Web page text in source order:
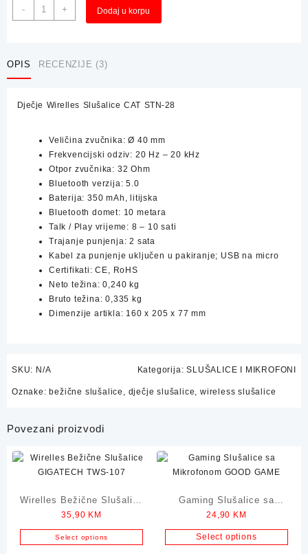
-
Dječje
Wirelles
STN-
+ Dodaj u korpu
OPIS RECENZIJE (3)
Dječje Wirelles Slušalice CAT STN-28
Veličina zvučnika: Ø 40 mm
Frekvencijski odziv: 20 Hz – 20 kHz
Otpor zvučnika: 32 Ohm
Bluetooth verzija: 5.0
Baterija: 350 mAh, litijska
Bluetooth domet: 10 metara
Talk / Play vrijeme: 8 – 10 sati
Trajanje punjenja: 2 sata
Kabel za punjenje uključen u pakiranje; USB na micro
Certifikati: CE, RoHS
Neto težina: 0,240 kg
Bruto težina: 0,335 kg
Dimenzije artikla: 160 x 205 x 77 mm
SKU: N/A Kategorija:SLUŠALICE I MIKROFONI
Oznake:bežične slušalice dječje slušalice ,wireless slušalice
Povezani proizvodi
Wirelles Bežične Slušalice
GIGATECH TWS-107
35,90 KM
Select options
Gaming Slušalice sa
Mikrofonom GOOD GAME
24,90 KM
Select options